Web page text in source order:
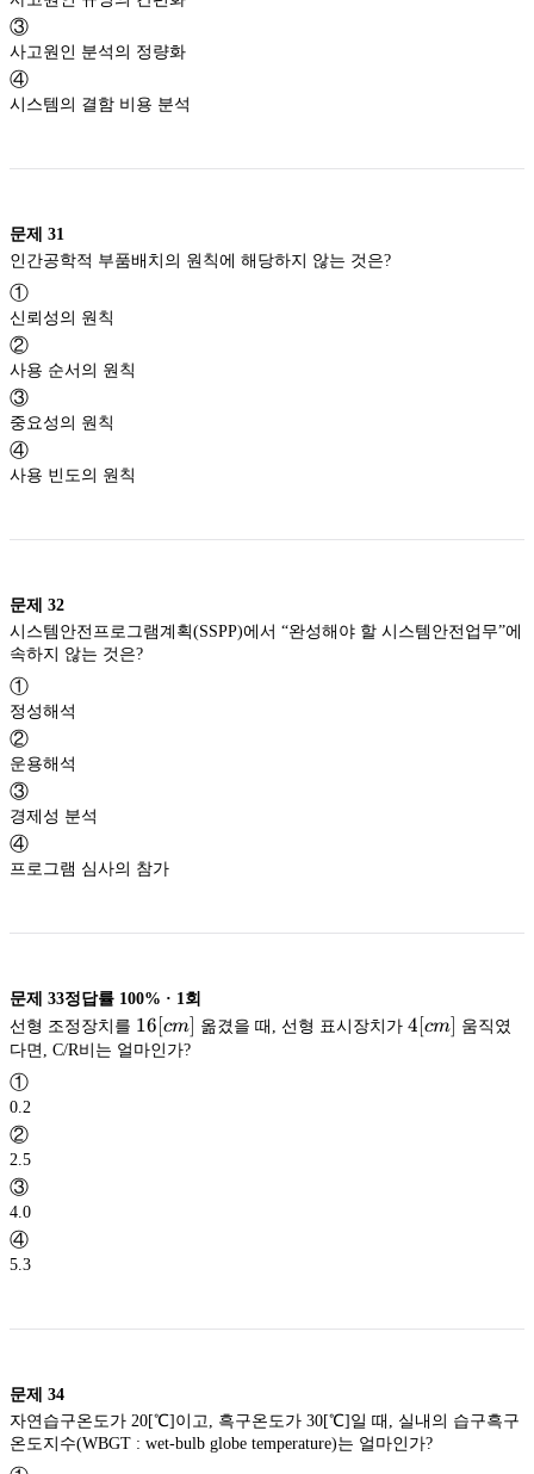
③
사고원인 분석의 정량화
④
시스템의 결함 비용 분석
문제 31
인간공학적 부품배치의 원칙에 해당하지 않는 것은?
①
신뢰성의 원칙
②
사용 순서의 원칙
③
중요성의 원칙
④
사용 빈도의 원칙
문제 32
시스템안전프로그램계획(SSPP)에서 “완성해야 할 시스템안전업무”에
속하지 않는 것은?
①
정성해석
②
운용해석
③
경제성 분석
④
프로그램 심사의 참가
문제 33정답률 100% · 1 회
선형 조정장치를 16[cm]
16 [cm] 옮겼을 때, 선형 표시장치가 4[cm]
4 [cm] 움직였
다면, C/R비는 얼마인가?
①
0.2
②
2.5
③
4.0
④
5.3
문제 34
자연습구온도가 20[℃]이고, 흑구온도가 30[℃]일 때, 실내의 습구흑구
온도지수(WBGT : wet-bulb globe temperature)는 얼마인가?